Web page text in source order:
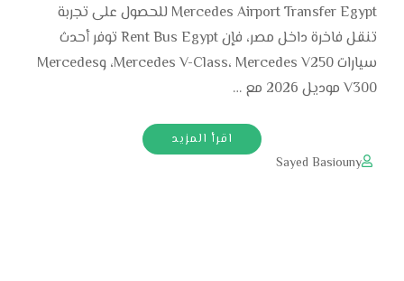
Mercedes Airport Transfer Egypt للحصول على تجربة
تنقل فاخرة داخل مصر، فإن Rent Bus Egypt توفر أحدث
سيارات Mercedes V-Class، Mercedes V250، وMercedes
V300 موديل 2026 مع …
اقرأ المزيد
Sayed Basiouny